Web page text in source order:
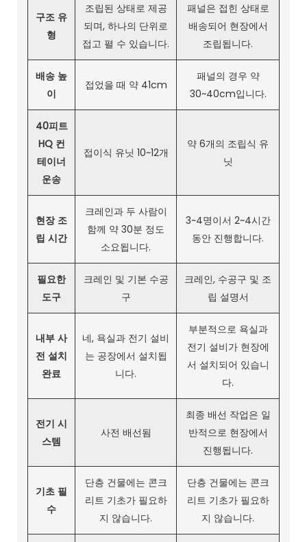
구조 유
형
조립된 상태로 제공
되며, 하나의 단위로
접고 펼 수 있습니다.
패널은 접힌 상태로
배송되어 현장에서
조립됩니다.
배송 높
이
접었을 때 약 41cm
패널의 경우 약
30~40cm입니다.
40피트
HQ 컨
테이너
운송
접이식 유닛 10~12개
약 6개의 조립식 유
닛
현장 조
립 시간
크레인과 두 사람이
함께 약 30분 정도
소요됩니다.
3~4명이서 2~4시간
동안 진행합니다.
필요한
도구
크레인 및 기본 수공
구
크레인, 수공구 및 조
립 설명서
내부 사
전 설치
완료
네, 욕실과 전기 설비
는 공장에서 설치됩
니다.
부분적으로 욕실과
전기 설비가 현장에
서 설치되어 있습니
다.
전기 시
스템
사전 배선됨
최종 배선 작업은 일
반적으로 현장에서
진행됩니다.
기초 필
수
단층 건물에는 콘크
리트 기초가 필요하
지 않습니다.
단층 건물에는 콘크
리트 기초가 필요하
지 않습니다.